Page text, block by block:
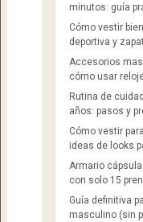
minutos: guía
Cómo vestir
deportiva y
Accesorios
cómo usar
Rutina de
años: pasos y
Cómo vestir
ideas de looks
Armario
con solo 15
Guía definitiva
masculino (sin